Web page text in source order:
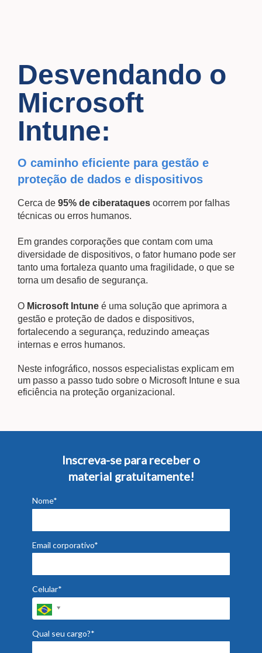
Desvendando o
Microsoft
Intune:
O caminho eficiente para gestão e
proteção de dados e dispositivos
Cerca de 95% de ciberataques ocorrem por falhas
técnicas ou erros humanos.
Em grandes corporações que contam com uma
diversidade de dispositivos, o fator humano pode ser
tanto uma fortaleza quanto uma fragilidade, o que se
torna um desafio de segurança.
O Microsoft Intune é uma solução que aprimora a
gestão e proteção de dados e dispositivos,
fortalecendo a segurança, reduzindo ameaças
internas e erros humanos.
Neste infográfico, nossos especialistas explicam em
um passo a passo tudo sobre o Microsoft Intune e sua
eficiência na proteção organizacional.
Inscreva-se para receber o
material gratuitamente!
Nome*
Email corporativo*
Celular*
Qual seu cargo?*